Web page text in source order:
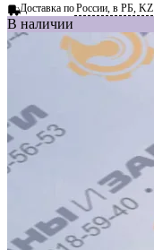
Доставка поРоссии, в РБ, KZ
В наличии